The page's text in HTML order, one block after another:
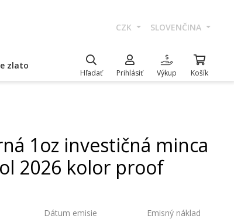
CZK SLOVENČINA
zlato
Hľadať Prihlásiť Výkup Košík
1oz investičná minca
2026 kolor proof
Dátum emisie Emisný náklad